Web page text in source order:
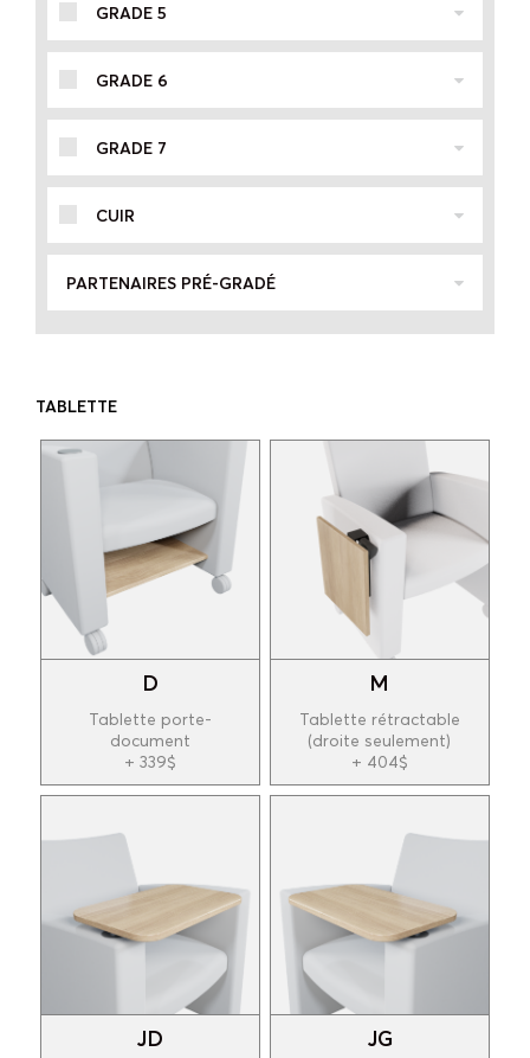
GRADE 5
GRADE 6
GRADE 7
CUIR
PARTENAIRES PRÉ-GRADÉ
TABLETTE
D
Tablette porte-
document
+ 339$
M
Tablette rétractable
(droite seulement)
+ 404$
JD JG